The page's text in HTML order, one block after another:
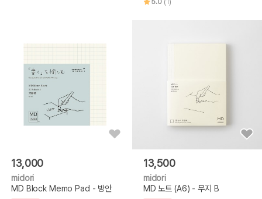
13,000
midori
MD Block Memo Pad - 방안
13,500
midori
MD 노트 (A6) - 무지 B